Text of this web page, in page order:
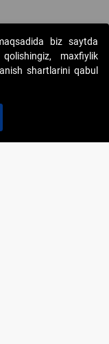
biz saytda
maxfiylik
shartlarini qabul